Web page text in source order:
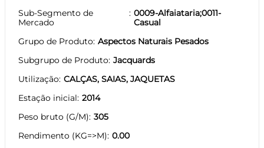
Sub-Segmento de
Mercado
0009-Alfaiataria;0011-
Casual
Grupo de Produto Aspectos Naturais Pesados
Subgrupo de Produto Jacquards
Utilização CALÇAS, SAIAS, JAQUETAS
Estação inicial 2014
Peso bruto (G/M) 305
Rendimento (KG=>M) 0.00